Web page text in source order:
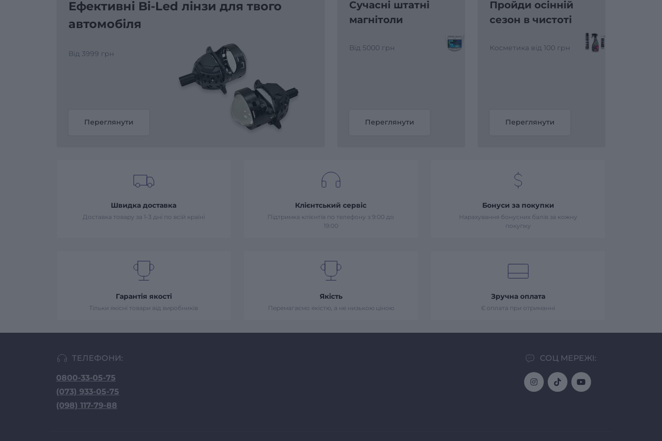
Ефективні Bi-Led лінзи для твого
автомобіля
Від 3999 грн
Переглянути
Сучасні штатні
магнітоли
Від 5000 грн
Переглянути
Пройди осінній
сезон в чистоті
Косметика від 100 грн
Переглянути
Швидка доставка
Доставка товару за 1-3 дні по всій країні
Клієнтський сервіс
Підтримка клієнтів по телефону з 9:00 до
19:00
Бонуси за покупки
Нарахування бонусних балів за кожну
покупку
Гарантія якості
Тільки якісні товари від виробників
Якість
Перемагаємо якістю, а не низькою ціною
Зручна оплата
Є оплата при отриманні
ТЕЛЕФОНИ:
0800-33-05-75
(073) 933-05-75
(098) 117-79-88
СОЦ МЕРЕЖІ: